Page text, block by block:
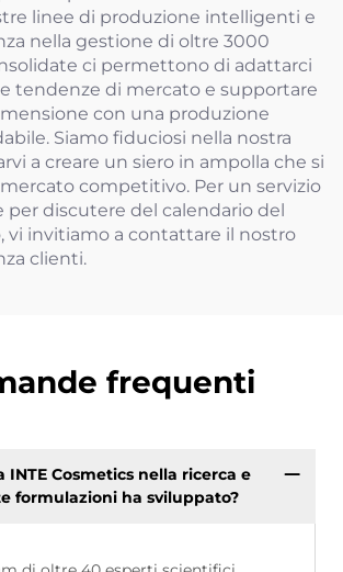
linee di produzione intelligenti e
nella gestione di oltre 3000
ci permettono di adattarci
tendenze di mercato e supportare
con una produzione
Siamo fiduciosi nella nostra
a creare un siero in ampolla che si
competitivo. Per un servizio
per discutere del calendario del
vi invitiamo a contattare il nostro
clienti.
frequenti
Cosmetics nella ricerca e
formulazioni ha sviluppato?